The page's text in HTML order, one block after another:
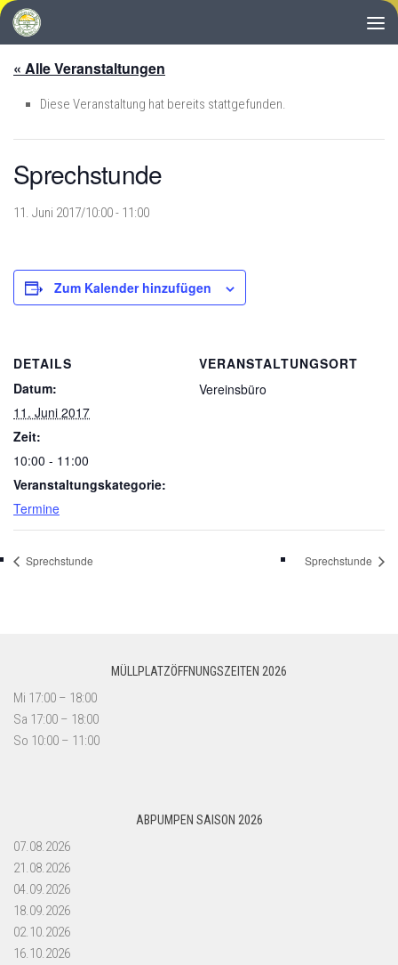
Zum Inhalt springen
« Alle Veranstaltungen
Diese Veranstaltung hat bereits stattgefunden.
Sprechstunde
11. Juni 2017/10:00- 11:00
Zum Kalender hinzufügen
DETAILS
Datum:
11. Juni 2017
Zeit:
10:00 - 11:00
Veranstaltungskategorie:
Termine
VERANSTALTUNGSORT
Vereinsbüro
Sprechstunde Sprechstunde
MÜLLPLATZÖFFNUNGSZEITEN 2026
Mi 17:00 – 18:00
Sa 17:00 – 18:00
So 10:00 – 11:00
ABPUMPEN SAISON 2026
07.08.2026
21.08.2026
04.09.2026
18.09.2026
02.10.2026
16.10.2026